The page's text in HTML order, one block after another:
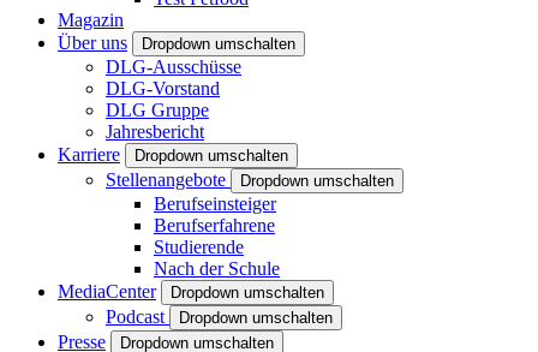
Magazin
Über uns
Dropdown umschalten
DLG-Ausschüsse
DLG-Vorstand
DLG Gruppe
Jahresbericht
Karriere
Dropdown umschalten
Stellenangebote Dropdown umschalten
Berufseinsteiger
Berufserfahrene
Studierende
Nach der Schule
MediaCenter
Dropdown umschalten
Podcast Dropdown umschalten
Presse Dropdown umschalten